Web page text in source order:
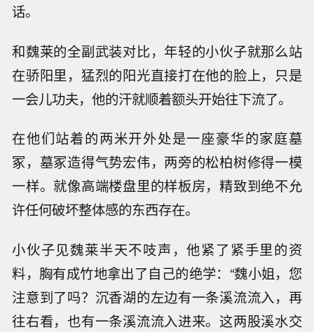
话。
和魏莱的全副武装对比，年轻的小伙子就那么站
在骄阳里，猛烈的阳光直接打在他的脸上，只是
一会儿功夫，他的汗就顺着额头开始往下流了。
在他们站着的两米开外处是一座豪华的家庭墓
冢，墓冢造得气势宏伟，两旁的松柏树修得一模
一样。就像高端楼盘里的样板房，精致到绝不允
许任何破坏整体感的东西存在。
小伙子见魏莱半天不吱声，他紧了紧手里的资
料，胸有成竹地拿出了自己的绝学：“魏小姐，您
注意到了吗？沉香湖的左边有一条溪流流入，再
往右看，也有一条溪流流入进来。这两股溪水交